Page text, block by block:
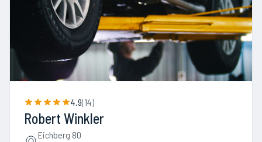
4.9(14)
Robert Winkler
Eichberg 80